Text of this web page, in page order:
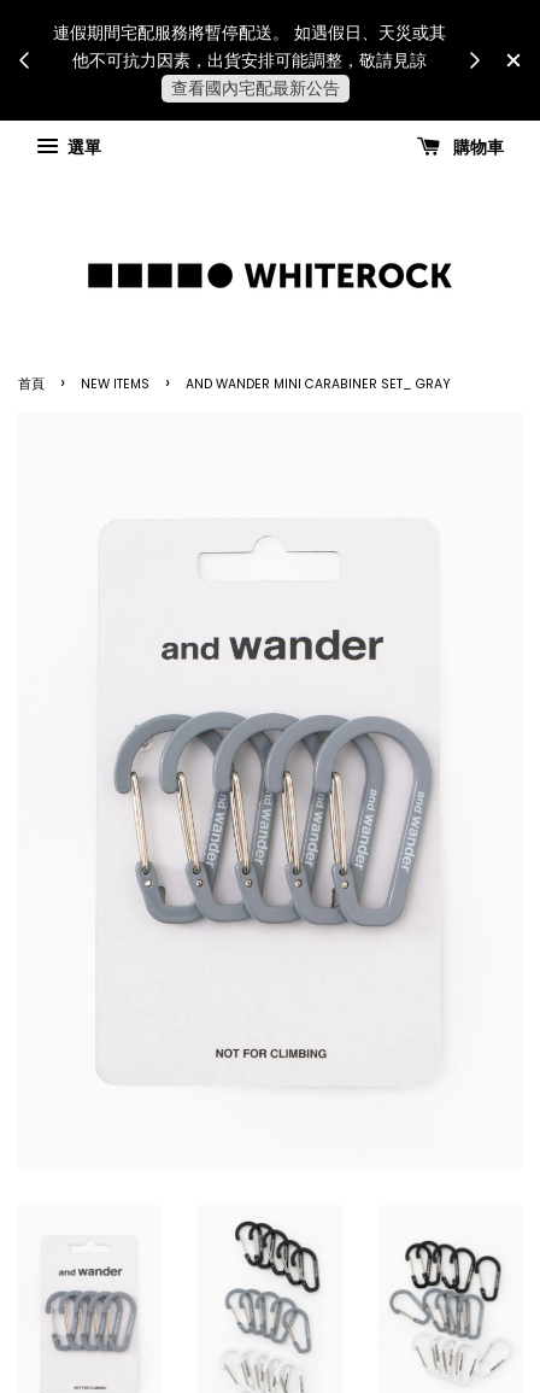
連假期間宅配服務將暫停配送。 如遇假日、天災或其
他不可抗力因素，出貨安排可能調整，敬請見諒
查看國內宅配最新公告
for all
國
選單
購物車
首頁 › NEW ITEMS › AND WANDER MINI CARABINER SET_ GRAY